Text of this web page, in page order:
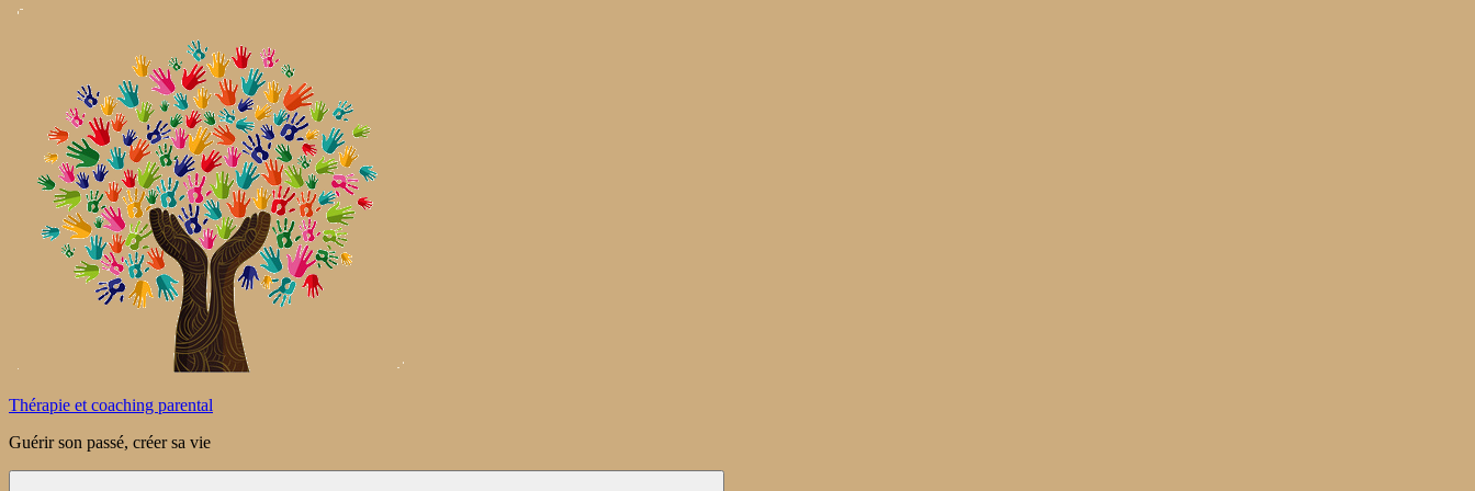
Aller
Thérapie et coaching parental
Guérir son passé, créer sa vie